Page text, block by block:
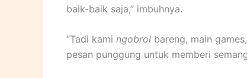
baik-baik saja,” imbuhnya.
“Tadi kami ngobrol bareng, main
pesan punggung untuk memberi